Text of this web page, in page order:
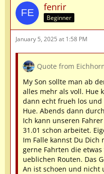
fenrir
Beginner
January 5, 2025 at 1:58 PM
Quote from
My Son sollte man ab
alles mehr als voll. Hue
dann echt frueh los und
Hue. Abends dann
Ich kann unseren
31.01 schon arbeitet.
Im Falle kannst Du
gerne Fahrten die
ueblichen Routen. Das
An ist schoen und nicht